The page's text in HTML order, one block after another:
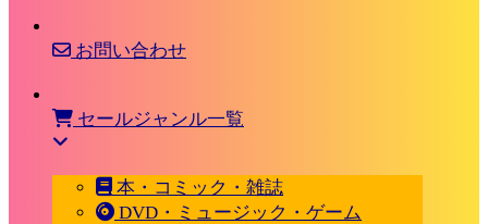
お問い合わせ
セールジャンル一覧
本・コミック・雑誌
DVD・ミュージック・ゲーム